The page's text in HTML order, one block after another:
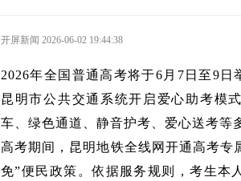
开屏新闻 2026-06-02 19:44:38
2026年全国普通高考将于6月7日至9日
昆明市公共交通系统开启爱心助考模
车、绿色通道、静音护考、爱心送考等
高考期间，昆明地铁全线网开通高考专
免”便民政策。依据服务规则，考生本